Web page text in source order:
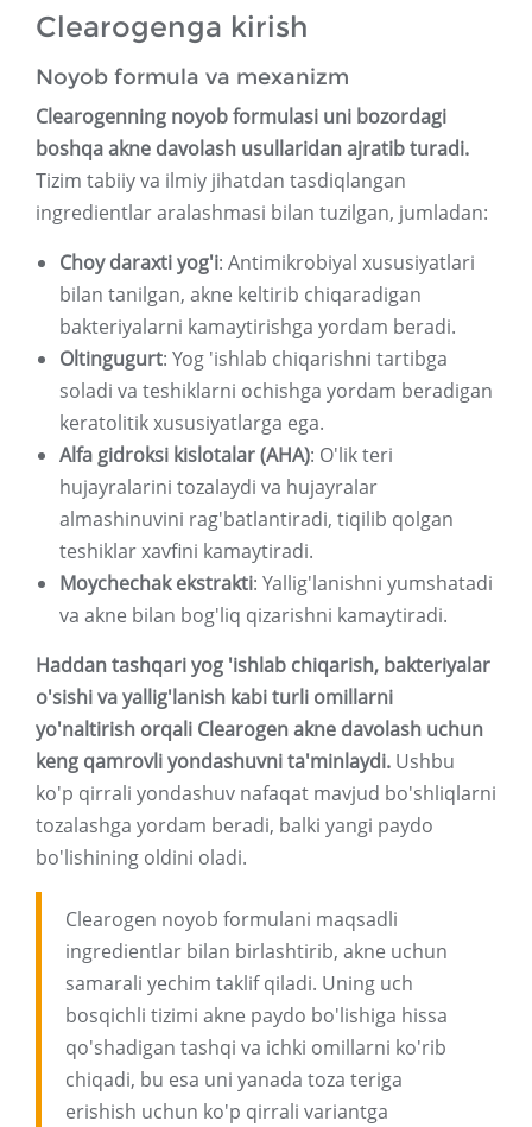
Clearogenga kirish
Noyob formula va mexanizm
Clearogenning noyob formulasi uni bozordagi
boshqa akne davolash usullaridan ajratib turadi.
Tizim tabiiy va ilmiy jihatdan tasdiqlangan
ingredientlar aralashmasi bilan tuzilgan, jumladan:
Choy daraxti yog'i: Antimikrobiyal xususiyatlari
bilan tanilgan, akne keltirib chiqaradigan
bakteriyalarni kamaytirishga yordam beradi.
Oltingugurt: Yog 'ishlab chiqarishni tartibga
soladi va teshiklarni ochishga yordam beradigan
keratolitik xususiyatlarga ega.
Alfa gidroksi kislotalar (AHA): O'lik teri
hujayralarini tozalaydi va hujayralar
almashinuvini rag'batlantiradi, tiqilib qolgan
teshiklar xavfini kamaytiradi.
Moychechak ekstrakti: Yallig'lanishni yumshatadi
va akne bilan bog'liq qizarishni kamaytiradi.
Haddan tashqari yog 'ishlab chiqarish, bakteriyalar
o'sishi va yallig'lanish kabi turli omillarni
yo'naltirish orqali Clearogen akne davolash uchun
keng qamrovli yondashuvni ta'minlaydi. Ushbu
ko'p qirrali yondashuv nafaqat mavjud bo'shliqlarni
tozalashga yordam beradi, balki yangi paydo
bo'lishining oldini oladi.
Clearogen noyob formulani maqsadli
ingredientlar bilan birlashtirib, akne uchun
samarali yechim taklif qiladi. Uning uch
bosqichli tizimi akne paydo bo'lishiga hissa
qo'shadigan tashqi va ichki omillarni ko'rib
chiqadi, bu esa uni yanada toza teriga
erishish uchun ko'p qirrali variantga